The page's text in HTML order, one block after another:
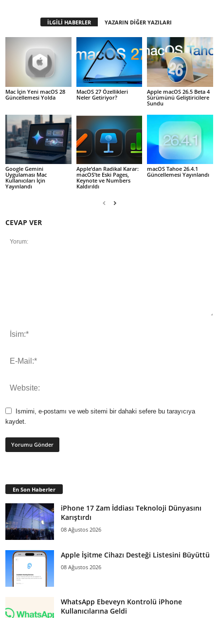
İLGİLİ HABERLER YAZARIN DİĞER YAZILARI
Mac İçin Yeni macOS 28
Güncellemesi Yolda
MacOS 27 Özellikleri
Neler Getiriyor?
Apple macOS 26.5 Beta 4
Sürümünü Geliştiricilere
Sundu
Google Gemini
Uygulaması Mac
Kullanıcıları İçin
Yayınlandı
Apple’dan Radikal Karar:
macOS’te Eski Pages,
Keynote ve Numbers
Kaldırıldı
macOS Tahoe 26.4.1
Güncellemesi Yayınlandı
CEVAP VER
Ismimi, e-postamı ve web sitemi bir dahaki sefere bu tarayıcıya
kaydet.
En Son Haberler
iPhone 17 Zam İddiası Teknoloji Dünyasını
Karıştırdı
08 Ağustos 2026
Apple İşitme Cihazı Desteği Listesini Büyüttü
08 Ağustos 2026
WhatsApp Ebeveyn Kontrolü iPhone
Kullanıcılarına Geldi